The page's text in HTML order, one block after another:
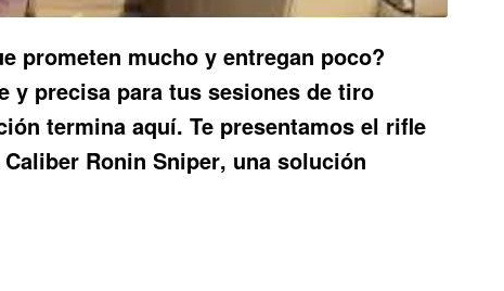
prometen mucho y entregan poco?
y precisa para tus sesiones de tiro
termina aquí. Te presentamos el rifle
Ronin Sniper, una solución